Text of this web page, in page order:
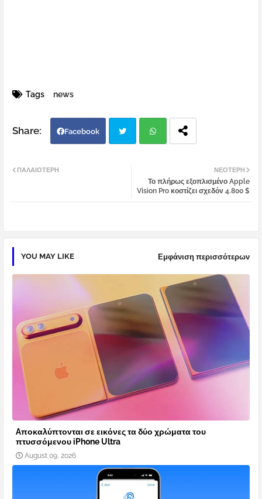
Tags news
Facebook
atsa
ΝΕΌΤΕΡΗ
Το πλήρως εξοπλισμένο Apple
Vision Pro κοστίζει σχεδόν 4.800 $
ΠΑΛΑΙΌΤΕΡΗ
YOU MAY LIKE Εμφάνιση περισσότερων
Aποκαλύπτονται σε εικόνες τα δύο χρώματα του
πτυσσόμενου iPhone Ultra
August 09, 2026